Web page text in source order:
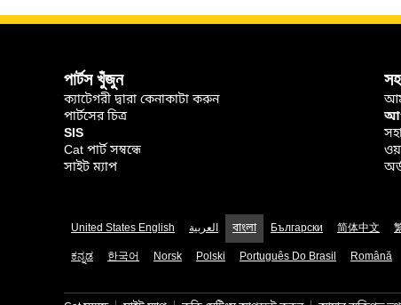
পার্টস খুঁজুন
ক্যাটেগরী দ্বারা কেনাকাটা করুন
পার্টসের চিত্র
SIS
Cat পার্ট সম্বন্ধে
সাইট ম্যাপ
United States English العربية বাংলা Български 简体中文
ಕನ್ನಡ
한국어 Norsk Polski Português Do Brasil Română